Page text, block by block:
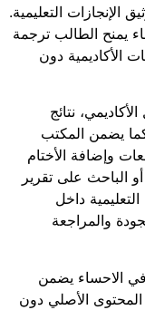
الإنجازات التعليمية.
يمنح الطالب ترجمة
الأكاديمية دون
نتائج
كما يضمن المكتب
وإضافة الأختام
الباحث على تقرير
داخل
والمراجعة
الاحساء يضمن
الأصلي دون